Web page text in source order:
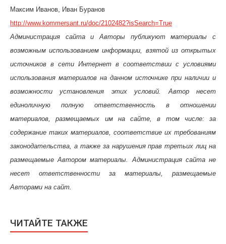
Максим Иванов, Иван Буранов
http://www.kommersant.ru/doc/2102482?isSearch=True
Администрация сайта и Авторы публикуют материалы с
возможным использованием информации, взятой из открытых
источников в сети Интернет в соответствии с условиями
использования материалов на данном источнике при наличии и
возможности установления этих условий. Автор несет
единоличную полную ответственность в отношении
материалов, размещаемых им на сайте, в том числе: за
содержание таких материалов, соответствие их требованиям
законодательства, а также за нарушения прав третьих лиц на
размещаемые Автором материалы. Администрация сайта не
несет ответственности за материалы, размещаемые
Авторами на сайт.
ЧИТАЙТЕ ТАКЖЕ